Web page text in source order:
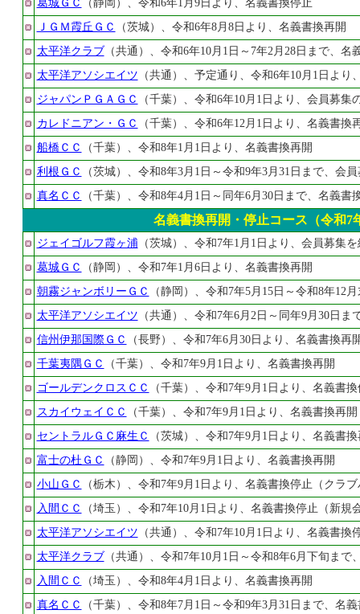
葛城ＧＣ
（静岡）、令和6年1月9日より、名義書換停止
ＪＧＭ霞丘ＧＣ
（茨城）、令和6年8月8日より、名義書換再開
太平洋クラブ （共通）、令和6年10月1日～7年2月28日まで、名
太平洋アソシエイツ （共通）、予定通り、令和6年10月1日より
ジャパンＰＧＡＧＣ
（千葉）、令和6年10月1日より、会員募集
カレドニアン・ＧＣ
（千葉）、令和6年12月1日より、名義書換
船橋ＣＣ
（千葉）、令和8年1月1日より、名義書換再開
利根ＧＣ
（茨城）、令和8年3月1日～令和9年3月31日まで、会
真名ＣＣ
（千葉）、令和8年4月1日～同年6月30日まで、名義書
名義書換再開・停止コース（令和7
ジェイゴルフ霞ヶ浦 （茨城）、令和7年1月1日より、会員募集
葛城ＧＣ
（静岡）、令和7年1月6日より、名義書換再開
朝霧ジャンボリーＧＣ
（静岡）、令和7年5月15日～令和8年12
太平洋アソシエイツ （共通）、令和7年6月2日～同年9月30日
信州伊那国際ＧＣ
（長野）、令和7年6月30日より、名義書換再
千葉夷隅ＧＣ
（千葉）、令和7年9月1日より、名義書換再開
ゴールデンクロスＣＣ
（千葉）、令和7年9月1日より、名義書
スカイウェイＣＣ
（千葉）、令和7年9月1日より、名義書換再開
セントラルＧＣ麻生Ｃ
（茨城）、令和7年9月1日より、名義書
富士の杜ＧＣ
（静岡）、令和7年9月1日より、名義書換再開
小山ＧＣ
（栃木）、令和7年9月1日より、名義書換停止（クラ
入間ＣＣ
（埼玉）、令和7年10月1日より、名義書換停止（新規
太平洋アソシエイツ （共通）、令和7年10月1日より、名義書換
太平洋クラブ （共通）、令和7年10月1日～令和8年6月下旬まで
入間ＣＣ
（埼玉）、令和8年4月1日より、名義書換再開
真名ＣＣ
（千葉）、令和8年7月1日～令和9年3月31日まで、名